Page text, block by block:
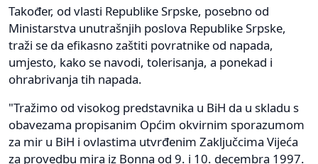
Također, od vlasti Republike Srpske, posebno od
Ministarstva unutrašnjih poslova Republike Srpske,
traži se da efikasno zaštiti povratnike od napada,
umjesto, kako se navodi, tolerisanja, a ponekad i
ohrabrivanja tih napada.
"Tražimo od visokog predstavnika u BiH da u skladu s
obavezama propisanim Općim okvirnim sporazumom
za mir u BiH i ovlastima utvrđenim Zaključcima Vijeća
za provedbu mira iz Bonna od 9. i 10. decembra 1997.